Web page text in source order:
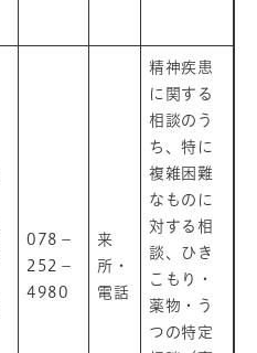
078－
252－
4980
来
所・
電話
精神疾患
に関する
相談のう
ち、特に
複雑困難
なものに
対する相
談、ひき
こもり・
薬物・う
つの特定